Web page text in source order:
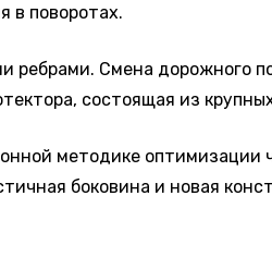
в поворотах.
Смена дорожного
состоящая из
методике оптимизации
боковина и новая